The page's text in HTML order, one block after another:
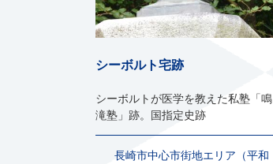
シーボルト宅跡
シーボルトが医学を教えた私塾「鳴
滝塾」跡。国指定史跡
長崎市中心市街地エリア（平和